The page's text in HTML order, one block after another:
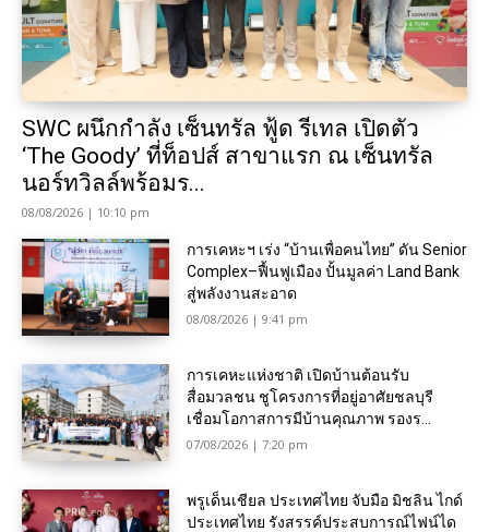
SWC ผนึกกำลัง เซ็นทรัล ฟู้ด รีเทล เปิดตัว
‘The Goody’ ที่ท็อปส์ สาขาแรก ณ เซ็นทรัล
นอร์ทวิลล์พร้อมร...
08/08/2026 | 10:10 pm
การเคหะฯ เร่ง “บ้านเพื่อคนไทย” ดัน Senior
Complex–ฟื้นฟูเมือง ปั้นมูลค่า Land Bank
สู่พลังงานสะอาด
08/08/2026 | 9:41 pm
การเคหะแห่งชาติ เปิดบ้านต้อนรับ
สื่อมวลชน ชูโครงการที่อยู่อาศัยชลบุรี
เชื่อมโอกาสการมีบ้านคุณภาพ รองร...
07/08/2026 | 7:20 pm
พรูเด็นเชียล ประเทศไทย จับมือ มิชลิน ไกด์
ประเทศไทย รังสรรค์ประสบการณ์ไฟน์ได